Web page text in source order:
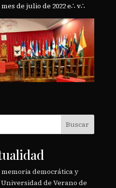
de julio de 2022 e∴ v∴
Buscar
democrática y
de Verano de